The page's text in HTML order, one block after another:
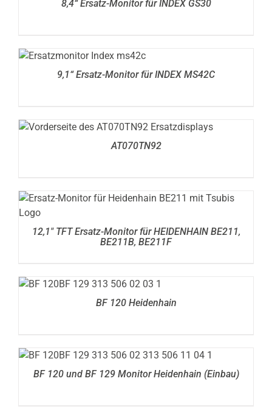
8,4“ Ersatz-Monitor für INDEX GS30
DETAILS
9,1“ Ersatz-Monitor für INDEX MS42C
DETAILS
AT070TN92
12,1″ TFT Ersatz-Monitor für HEIDENHAIN BE211,
BE211B, BE211F
DETAILS
BF 120 Heidenhain
DETAILS
BF 120 und BF 129 Monitor Heidenhain (Einbau)